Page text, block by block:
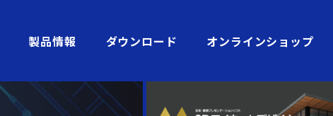
製品情報 ダウンロード オンラインショップ